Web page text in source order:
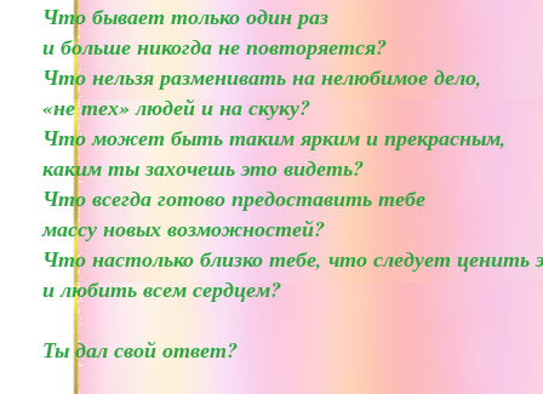
Что бывает только один раз
и больше никогда не повторяется?
Что нельзя разменивать на нелюбимое дело,
«не тех» людей и на скуку?
Что может быть таким ярким и прекрасным,
каким ты захочешь это видеть?
Что всегда готово предоставить тебе
массу новых возможностей?
Что настолько близко тебе, что следует ценить
и любить всем сердцем?
Ты дал свой ответ?